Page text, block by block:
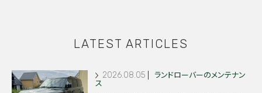
LATEST ARTICLES
2026.08.05
ランドローバーのメンテナン
ス